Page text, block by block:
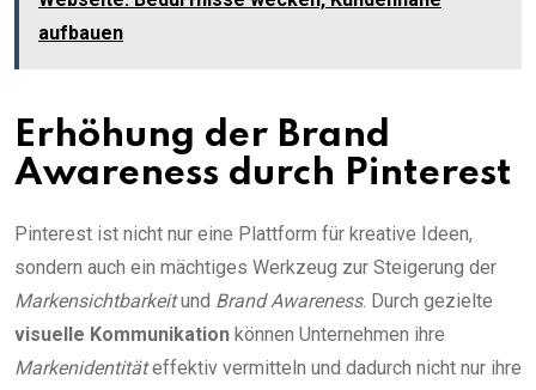
aufbauen
Erhöhung der Brand
Awareness durch Pinterest
Pinterest ist nicht nur eine Plattform für kreative Ideen,
sondern auch ein mächtiges Werkzeug zur Steigerung der
Markensichtbarkeitund Brand Awareness. Durch gezielte
visuelle Kommunikation können Unternehmen ihre
Markenidentitäteffektiv vermitteln und dadurch nicht nur ihre